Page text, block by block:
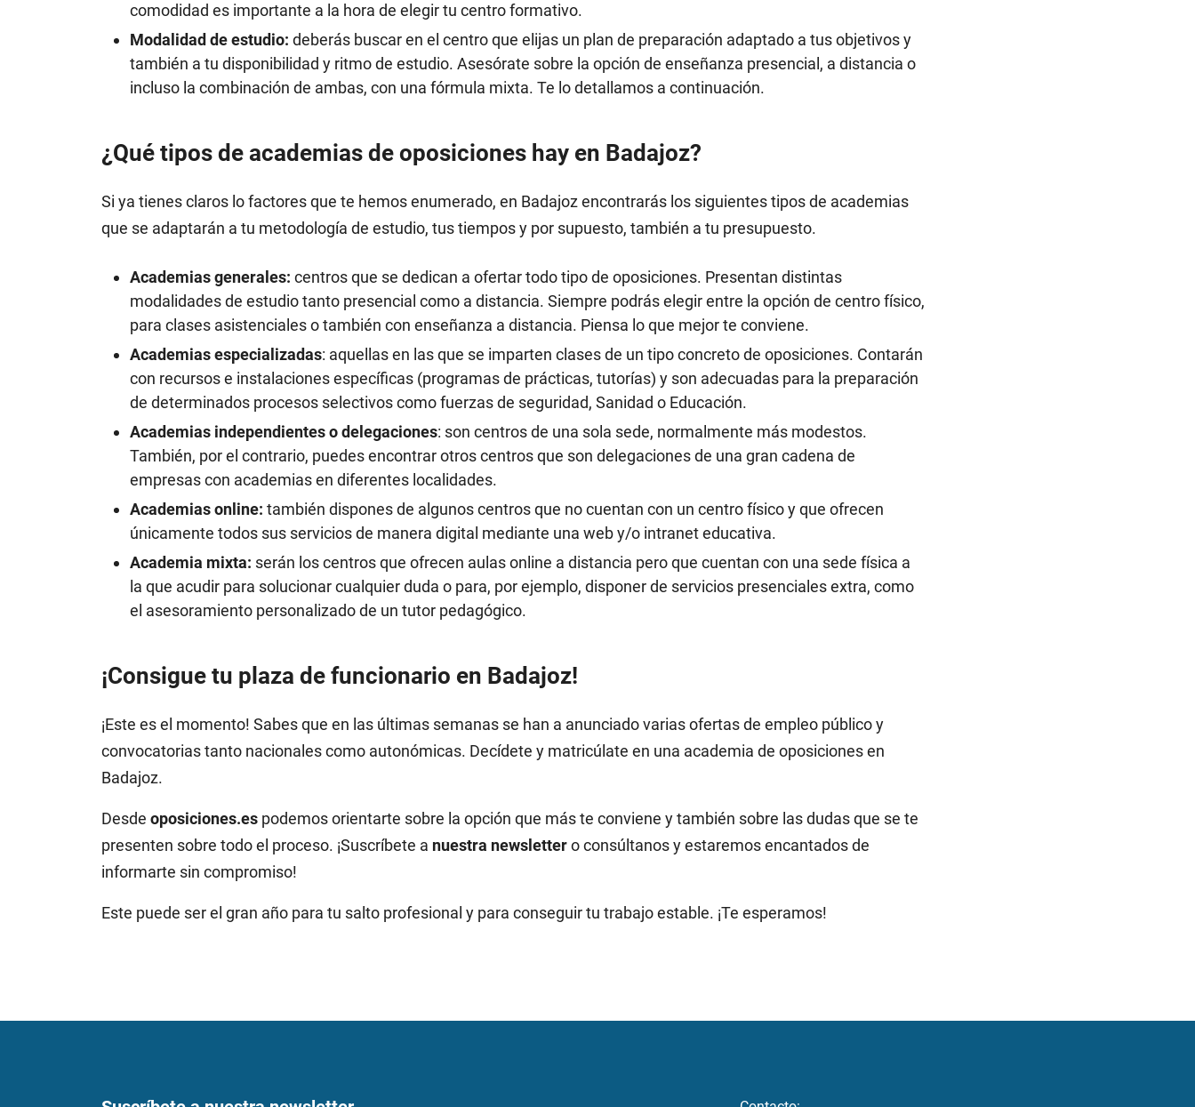
comodidad es importante a la hora de elegir tu centro formativo.
Modalidad de estudio: deberás buscar en el centro que elijas un plan de preparación adaptado a tus objetivos y
también a tu disponibilidad y ritmo de estudio. Asesórate sobre la opción de enseñanza presencial, a distancia o
incluso la combinación de ambas, con una fórmula mixta. Te lo detallamos a continuación.
¿Qué tipos de academias de oposiciones hay en Badajoz?
Si ya tienes claros lo factores que te hemos enumerado, en Badajoz encontrarás los siguientes tipos de academias
que se adaptarán a tu metodología de estudio, tus tiempos y por supuesto, también a tu presupuesto.
Academias generales: centros que se dedican a ofertar todo tipo de oposiciones. Presentan distintas
modalidades de estudio tanto presencial como a distancia. Siempre podrás elegir entre la opción de centro físico,
para clases asistenciales o también con enseñanza a distancia. Piensa lo que mejor te conviene.
Academias especializadas: aquellas en las que se imparten clases de un tipo concreto de oposiciones. Contarán
con recursos e instalaciones específicas (programas de prácticas, tutorías) y son adecuadas para la preparación
de determinados procesos selectivos como fuerzas de seguridad, Sanidad o Educación.
Academias independientes o delegaciones: son centros de una sola sede, normalmente más modestos.
También, por el contrario, puedes encontrar otros centros que son delegaciones de una gran cadena de
empresas con academias en diferentes localidades.
Academias online: también dispones de algunos centros que no cuentan con un centro físico y que ofrecen
únicamente todos sus servicios de manera digital mediante una web y/o intranet educativa.
Academia mixta: serán los centros que ofrecen aulas online a distancia pero que cuentan con una sede física a
la que acudir para solucionar cualquier duda o para, por ejemplo, disponer de servicios presenciales extra, como
el asesoramiento personalizado de un tutor pedagógico.
¡Consigue tu plaza de funcionario en Badajoz!
¡Este es el momento! Sabes que en las últimas semanas se han a anunciado varias ofertas de empleo público y
convocatorias tanto nacionales como autonómicas. Decídete y matricúlate en una academia de oposiciones en
Badajoz.
Desde oposiciones.es podemos orientarte sobre la opción que más te conviene y también sobre las dudas que se te
presenten sobre todo el proceso. ¡Suscríbete a nuestra newslettero consúltanos y estaremos encantados de
informarte sin compromiso!
Este puede ser el gran año para tu salto profesional y para conseguir tu trabajo estable. ¡Te esperamos!